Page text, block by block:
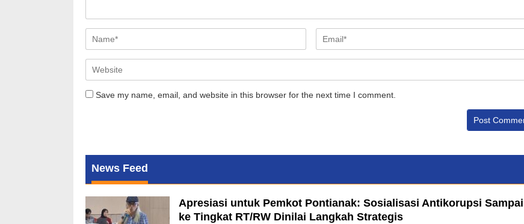
Save my name, email, and website in this browser for the next time I comment.
News Feed
Apresiasi untuk Pemkot Pontianak: Sosialisasi Antikorupsi Sampai
ke Tingkat RT/RW Dinilai Langkah Strategis